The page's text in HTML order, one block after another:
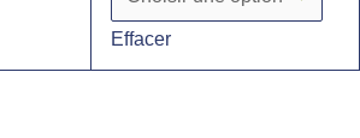
Effacer